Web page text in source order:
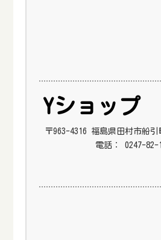
Yショップ
〒963-4316 福島県田村市船引
電話： 0247-82-